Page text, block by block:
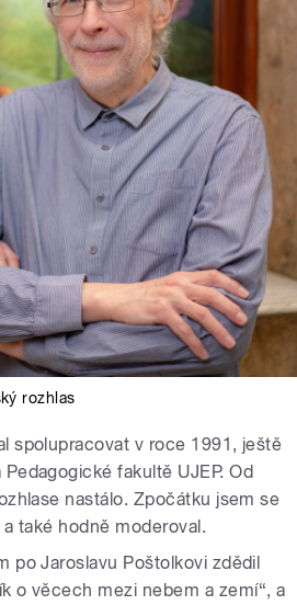
rozhlas
spolupracovat v roce 1991, ještě
fakultě UJEP. Od
nastálo. Zpočátku jsem se
také hodně moderoval.
po Jaroslavu Poštolkovi zdědil
o věcech mezi nebem a zemí“, a